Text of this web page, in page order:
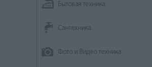
Бытовая техника
Сантехника
Фото и Видео техника